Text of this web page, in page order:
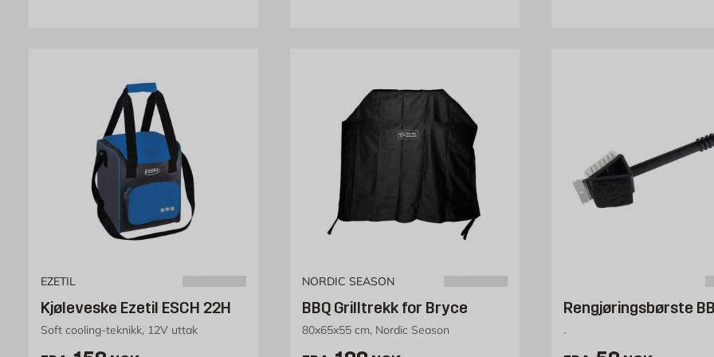
EZETIL
Kjøleveske Ezetil ESCH 22H
Soft cooling-teknikk, 12V uttak
NORDIC SEASON
BBQ Grilltrekk for Bryce
80x65x55 cm, Nordic Season
Rengjøringsbørste
.